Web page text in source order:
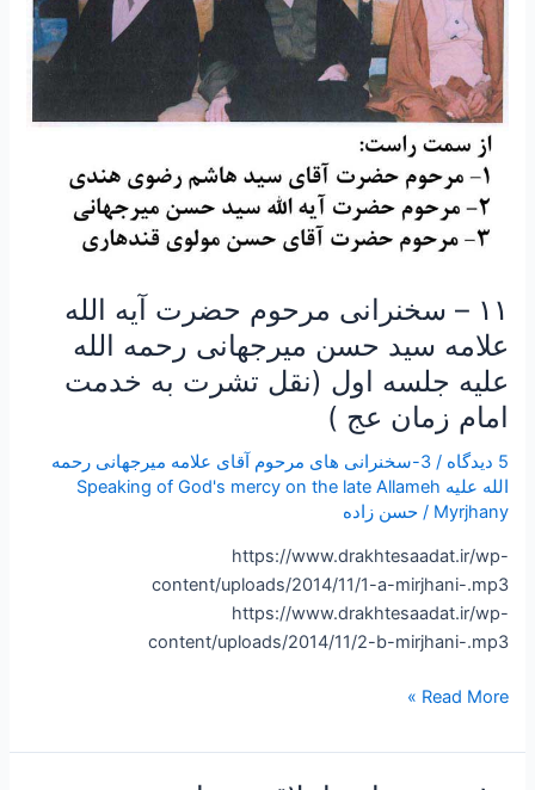
۱۱ – سخنرانی مرحوم حضرت آیه الله
علامه سید حسن میرجهانی رحمه الله
علیه جلسه اول (نقل تشرت به خدمت
امام زمان عج )
5 دیدگاه / 3-سخنرانی های مرحوم آقای علامه میرجهانی رحمه
الله علیه Speaking of God's mercy on the late Allameh
Myrjhany
/حسن زاده
https://www.drakhtesaadat.ir/wp-
content/uploads/2014/11/1-a-mirjhani-.mp3
https://www.drakhtesaadat.ir/wp-
content/uploads/2014/11/2-b-mirjhani-.mp3
علامه
سید
حسن
میرجهانی
رحمه
الله
علیه
جلسه
اول
تشرت
خدمت
امام
زمان
)
Read More »